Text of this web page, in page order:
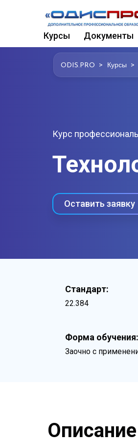
Курсы Документы
ODIS.PRO > Курсы >
Курс
Оставить заявку
Стандарт:
22.384
Форма обучения:
Заочно с